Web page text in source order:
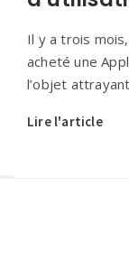
Il y a trois
acheté une
l’objet
Lire l'article